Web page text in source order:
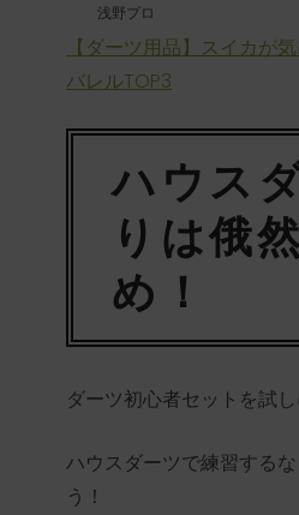
浅野プロ
【ダーツ用品】スイカが
バレルTOP3
ハウス
りは俄
め！
ダーツ初心者セットを試し
ハウスダーツで練習する
う！